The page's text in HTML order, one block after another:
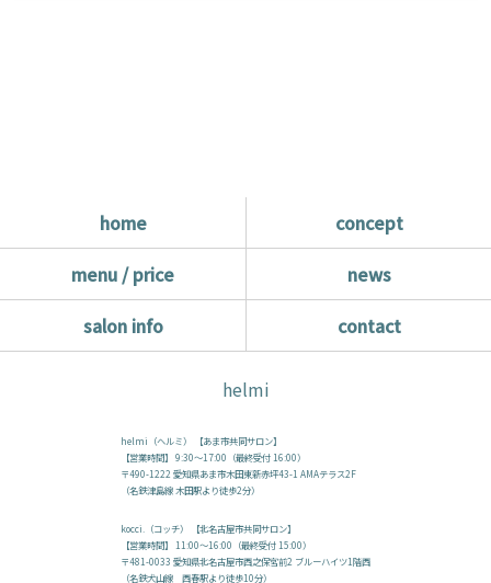
home
concept
menu / price
news
salon info
contact
helmi
helmi（ヘルミ） 【あま市共同サロン】
【営業時間】 9:30～17:00（最終受付 16:00）
〒490-1222 愛知県あま市木田東新赤坪43-1 AMAテラス2F
（名鉄津島線 木田駅より徒歩2分）
kocci.（コッチ） 【北名古屋市共同サロン】
【営業時間】 11:00～16:00（最終受付 15:00）
〒481-0033 愛知県北名古屋市西之保宮前2 ブルーハイツ1階西
（名鉄犬山線 西春駅より徒歩10分）